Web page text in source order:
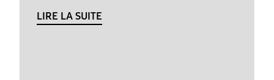
LIRE LA SUITE